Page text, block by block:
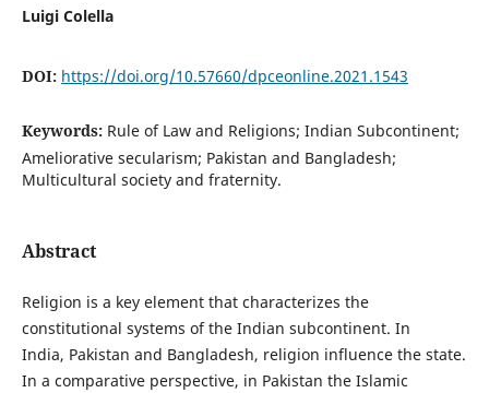
Luigi Colella
DOI: https://doi.org/10.57660/dpceonline.2021.1543
Keywords: Rule of Law and Religions; Indian Subcontinent;
Ameliorative secularism; Pakistan and Bangladesh;
Multicultural society and fraternity.
Abstract
Religion is a key element that characterizes the
constitutional systems of the Indian subcontinent. In
India, Pakistan and Bangladesh, religion influence the state.
In a comparative perspective, in Pakistan the Islamic